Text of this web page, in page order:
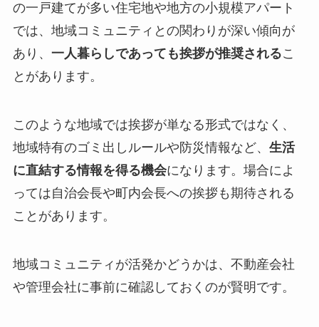
の一戸建てが多い住宅地や地方の小規模アパート
では、地域コミュニティとの関わりが深い傾向が
あり、 一人暮らしであっても挨拶が推奨されるこ
とがあります。
このような地域では挨拶が単なる形式ではなく、
地域特有のゴミ出しルールや防災情報など、 生活
に直結する情報を得る機会になります。場合によ
っては自治会長や町内会長への挨拶も期待される
ことがあります。
地域コミュニティが活発かどうかは、不動産会社
や管理会社に事前に確認しておくのが賢明です。